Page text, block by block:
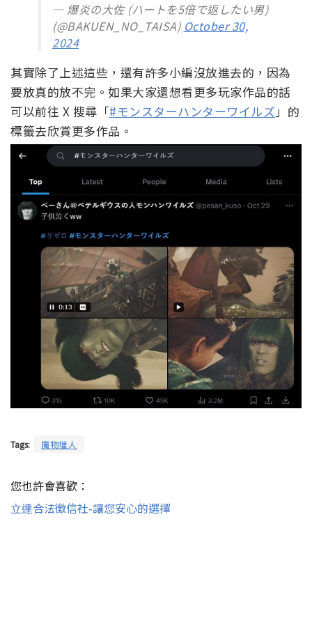
— 爆炎の大佐 (ハートを5倍で返したい男)
(@BAKUEN_NO_TAISA) October 30,
2024
其實除了上述這些，還有許多小編沒放進去的，因為
要放真的放不完。如果大家還想看更多玩家作品的話
可以前往 X 搜尋「#モンスターハンターワイルズ」的
標籤去欣賞更多作品。
Tags: 魔物獵人
您也許會喜歡：
立達合法徵信社-讓您安心的選擇